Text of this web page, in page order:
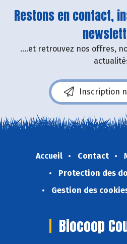
Restons en contact,
....et retrouvez nos offres,
Inscription
Accueil Contact
Protection des
Gestion des
Biocoop